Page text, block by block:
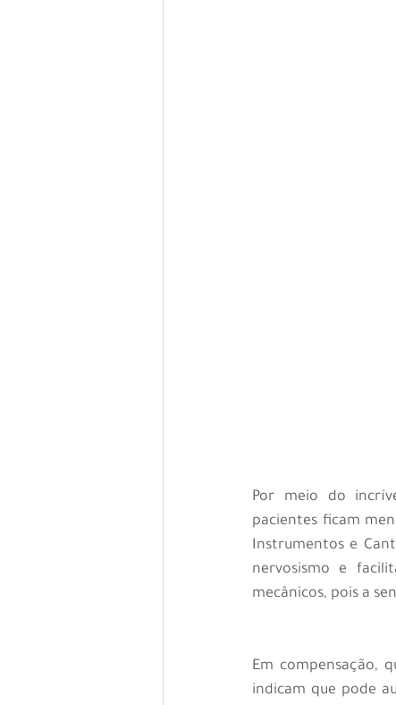
Por meio do
pacientes ficam
Instrumentos e
nervosismo e
mecânicos, pois a
Em compensação,
indicam que pode